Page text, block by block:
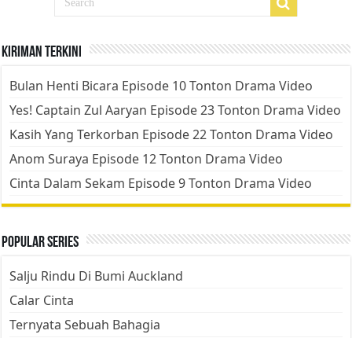
Kiriman Terkini
Bulan Henti Bicara Episode 10 Tonton Drama Video
Yes! Captain Zul Aaryan Episode 23 Tonton Drama Video
Kasih Yang Terkorban Episode 22 Tonton Drama Video
Anom Suraya Episode 12 Tonton Drama Video
Cinta Dalam Sekam Episode 9 Tonton Drama Video
Popular Series
Salju Rindu Di Bumi Auckland
Calar Cinta
Ternyata Sebuah Bahagia